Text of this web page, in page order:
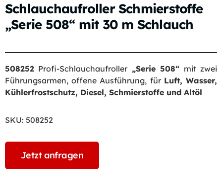
Schlauchaufroller Schmierstoffe
„Serie 508“ mit 30 m Schlauch
508252 Profi-Schlauchaufroller „Serie 508“ mit zwei
Führungsarmen, offene Ausführung, für Luft, Wasser,
Kühlerfrostschutz, Diesel, Schmierstoffe und Altöl
SKU: 508252
Jetzt anfragen